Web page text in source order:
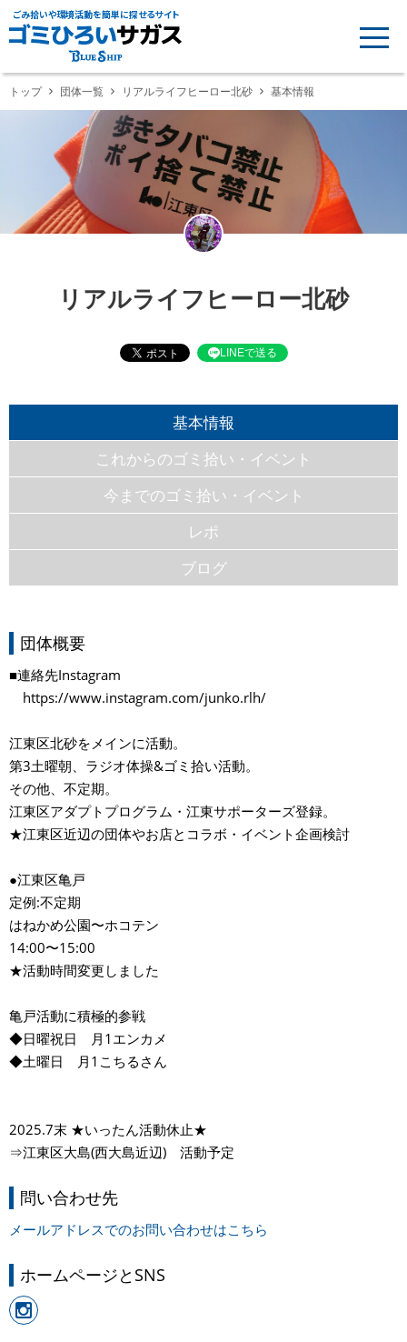
ごみ拾いや環境活動を簡単に探せるサイト
トップ 団体一覧 リアルライフヒーロー北砂 基本情報
リアルライフヒーロー北砂
LINEで送る
基本情報
これからのゴミ拾い・イベント
今までのゴミ拾い・イベント
レポ
ブログ
団体概要
■連絡先Instagram
https://www.instagram.com/junko.rlh/
江東区北砂をメインに活動。
第3土曜朝、ラジオ体操&ゴミ拾い活動。
その他、不定期。
江東区アダプトプログラム・江東サポーターズ登録。
★江東区近辺の団体やお店とコラボ・イベント企画検討
●江東区亀戸
定例:不定期
はねかめ公園〜ホコテン
14:00〜15:00
★活動時間変更しました
亀戸活動に積極的参戦
◆日曜祝日 月1エンカメ
◆土曜日 月1こちるさん
2025.7末 ★いったん活動休止★
⇒江東区大島(西大島近辺) 活動予定
問い合わせ先
メールアドレスでのお問い合わせはこちら
ホームページとSNS